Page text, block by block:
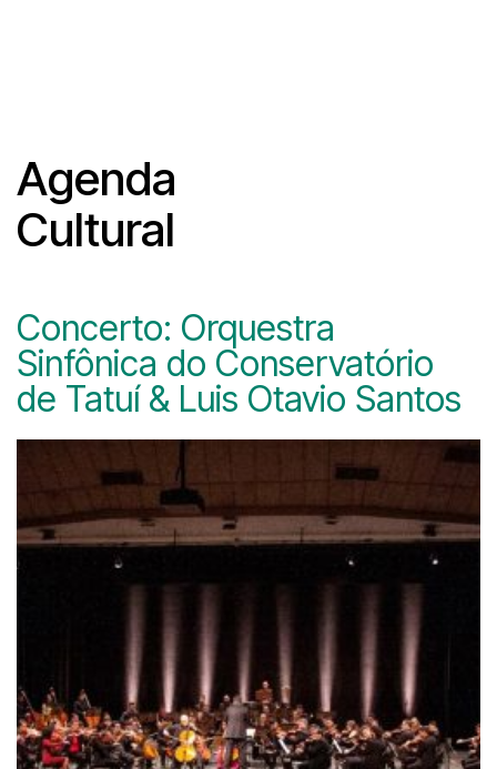
Agenda
Cultural
Concerto: Orquestra
Sinfônica do Conservatório
de Tatuí & Luis Otavio Santos